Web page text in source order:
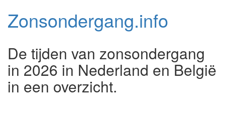
Zonsondergang.info
De tijden van zonsondergang
in 2026 in Nederland en België
in een overzicht.